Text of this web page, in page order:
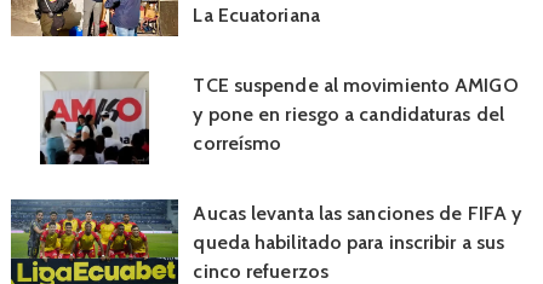
La Ecuatoriana
TCE suspende al movimiento AMIGO
y pone en riesgo a candidaturas del
correísmo
Aucas levanta las sanciones de FIFA y
queda habilitado para inscribir a sus
cinco refuerzos